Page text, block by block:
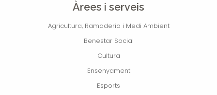
Àrees i serveis
Agricultura, Ramaderia i Medi Ambient
Benestar Social
Cultura
Ensenyament
Esports